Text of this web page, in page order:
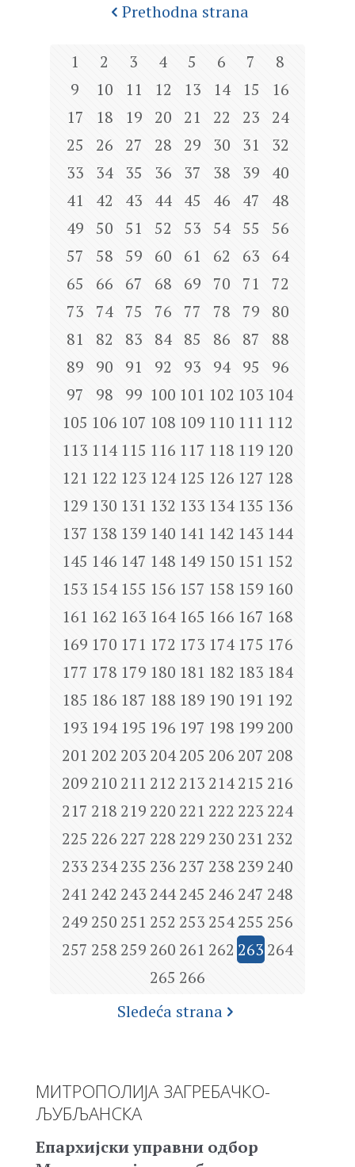
Prethodna strana
1 2 3 4 5 6 7
8
9
10 11 12 13 14 15
16
17
18 19 20 21 22 23
24
25
26 27 28 29 30 31
32
33
34 35 36 37 38 39
40
41
42 43 44 45 46 47
48
49
50 51 52 53 54 55
56
57
58 59 60 61 62 63
64
65
66 67 68 69 70 71
72
73
74 75 76 77 78 79
80
81
82 83 84 85 86 87
88
89
90 91 92 93 94 95
96
97
98 99 100 101 102 103 104
105 106 107 108 109 110 111 112
113 114 115 116 117 118 119 120
121 122 123 124 125 126 127 128
129 130 131 132 133 134 135 136
137 138 139 140 141 142 143 144
145 146 147 148 149 150 151 152
153 154 155 156 157 158 159 160
161 162 163 164 165 166 167 168
169 170 171 172 173 174 175 176
177 178 179 180 181 182 183 184
185 186 187 188 189 190 191 192
193 194 195 196 197 198 199 200
201 202 203 204205 206 207 208
209 210 211 212 213 214215 216
217 218 219 220 221 222 223 224
225 226 227 228 229 230 231 232
233 234235 236 237 238 239 240
241 242 243 244245 246 247 248
249 250 251 252 253 254255 256
257 258 259 260 261 262 263 264
265 266
Sledeća strana
МИТРОПОЛИЈА ЗАГРЕБАЧКО-
ЉУБЉАНСКА
Епархијски управни одбор